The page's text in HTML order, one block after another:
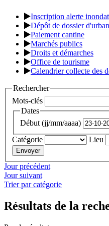
Inscription alerte
Dépôt de dossier
Paiement cantine
Marchés publics
Droits et démarches
Office de tourisme
Calendrier collecte des
Rechercher
Mots-clés
Dates
Début (jj/mm/aaaa)
Catégorie
Lieu
Jour précédent
Jour suivant
Trier par catégorie
Résultats de la